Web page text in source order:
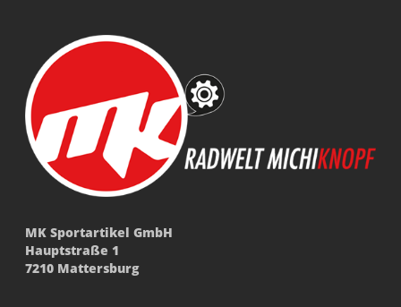
MK Sportartikel GmbH
Hauptstraße 1
7210 Mattersburg